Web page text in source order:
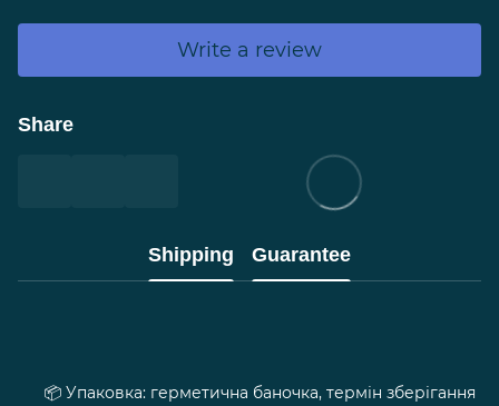
Write a review
Share
Shipping Guarantee
📦 Упаковка: герметична баночка, термін зберігання